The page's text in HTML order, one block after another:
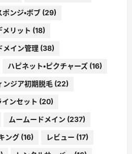
ポンジ・ボブ (29)
メリット (18)
メイン管理 (38)
ハピネット・ピクチャーズ (16)
ンジア初期脱毛 (22)
ンセット (20)
ムームードメイン (237)
ング (16) レビュー (17)